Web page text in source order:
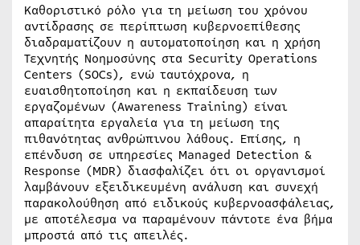
Καθοριστικό ρόλο για τη μείωση του χρόνου
αντίδρασης σε περίπτωση κυβερνοεπίθεσης
διαδραματίζουν η αυτοματοποίηση και η χρήση
Τεχνητής Νοημοσύνης στα Security Operations
Centers (SOCs), ενώ ταυτόχρονα, η
ευαισθητοποίηση και η εκπαίδευση των
εργαζομένων (Awareness Training) είναι
απαραίτητα εργαλεία για τη μείωση της
πιθανότητας ανθρώπινου λάθους. Επίσης, η
επένδυση σε υπηρεσίες Managed Detection &
Response (MDR) διασφαλίζει ότι οι οργανισμοί
λαμβάνουν εξειδικευμένη ανάλυση και συνεχή
παρακολούθηση από ειδικούς κυβερνοασφάλειας,
με αποτέλεσμα να παραμένουν πάντοτε ένα βήμα
μπροστά από τις απειλές.